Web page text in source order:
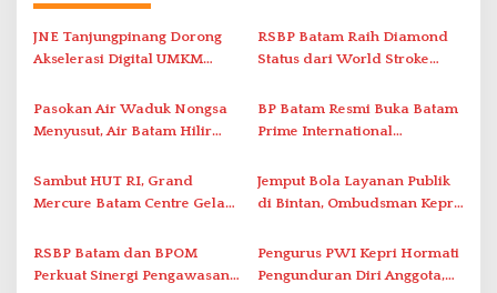
s
i
o
JNE Tanjungpinang Dorong
Akselerasi Digital UMKM
2026
RSBP Batam Raih Diamond
Status dari World Stroke
Penanganan Stroke
Berstandar Internasional
Pasokan Air Waduk Nongsa
Menyusut, Air Batam Hilir
Antar-IPAM
BP Batam Resmi Buka Batam
Prime International
2026 di Stadion Temenggung
Abdul Jamal
Sambut HUT RI, Grand
Mercure Batam Centre Gelar
Nusantara’
Jemput Bola Layanan Publik
di Bintan, Ombudsman Kepri
Solar Nelayan
RSBP Batam dan BPOM
Perkuat Sinergi Pengawasan
Pengurus PWI Kepri Hormati
Pengunduran Diri Anggota,